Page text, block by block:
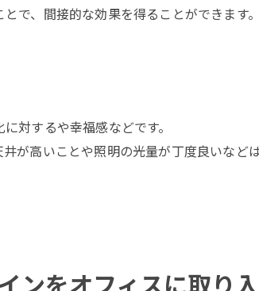
で、間接的な効果を得ることができます
対するや幸福感などです。
が高いことや照明の光量が丁度良いなど
ンをオフィスに取り